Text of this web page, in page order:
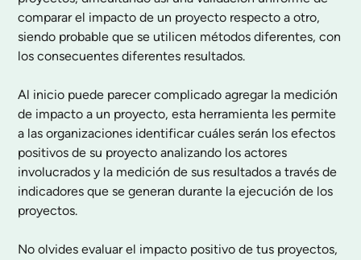
comparar el impacto de un proyecto respecto a otro,
siendo probable que se utilicen métodos diferentes, con
los consecuentes diferentes resultados.
Al inicio puede parecer complicado agregar la medición
de impacto a un proyecto, esta herramienta les permite
a las organizaciones identificar cuáles serán los efectos
positivos de su proyecto analizando los actores
involucrados y la medición de sus resultados a través de
indicadores que se generan durante la ejecución de los
proyectos.
No olvides evaluar el impacto positivo de tus proyectos,